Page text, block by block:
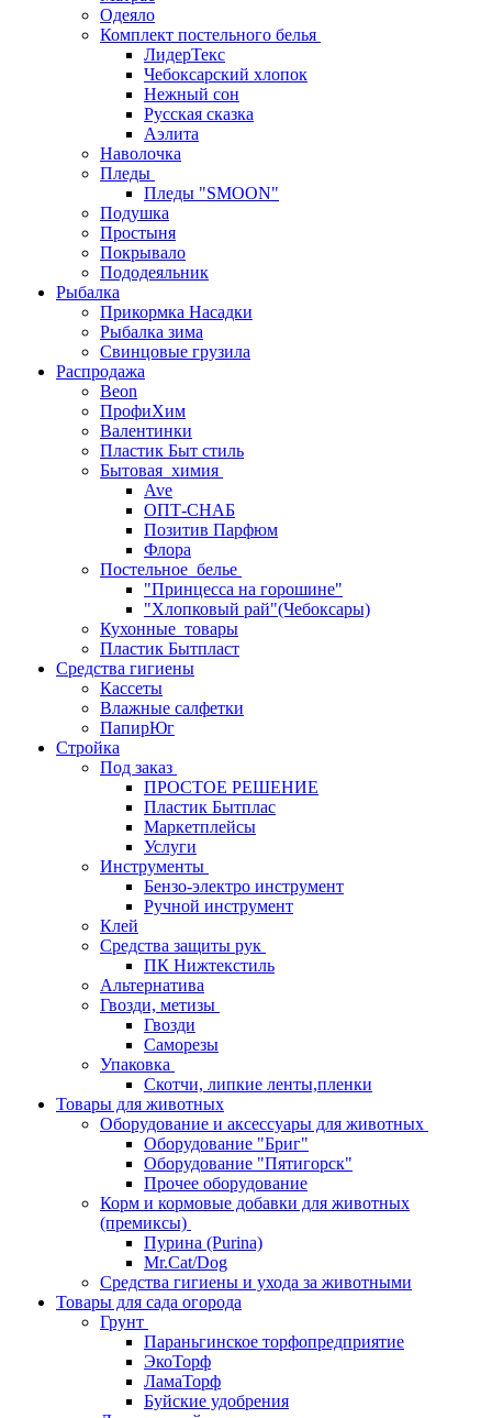
Одеяло
Комплект постельного белья
ЛидерТекс
Чебоксарский хлопок
Нежный сон
Русская сказка
Аэлита
Наволочка
Пледы
Пледы "SMOON"
Подушка
Простыня
Покрывало
Пододеяльник
Рыбалка
Прикормка Насадки
Рыбалка зима
Свинцовые грузила
Распродажа
Beon
ПрофиХим
Валентинки
Пластик Быт стиль
Бытовая_химия
Ave
ОПТ-СНАБ
Позитив Парфюм
Флора
Постельное_белье
"Принцесса на горошине"
"Хлопковый рай"(Чебоксары)
Кухонные_товары
Пластик Бытпласт
Средства гигиены
Кассеты
Влажные салфетки
ПапирЮг
Стройка
Под заказ
ПРОСТОЕ РЕШЕНИЕ
Пластик Бытплас
Маркетплейсы
Услуги
Инструменты
Бензо-электро инструмент
Ручной инструмент
Клей
Средства защиты рук
ПК Нижтекстиль
Альтернатива
Гвозди, метизы
Гвозди
Саморезы
Упаковка
Скотчи, липкие ленты,пленки
Товары для животных
Оборудование и аксессуары для животных
Оборудование "Бриг"
Оборудование "Пятигорск"
Прочее оборудование
Корм и кормовые добавки для животных
(премиксы)
Пурина (Purina)
Mr.Cat/Dog
Средства гигиены и ухода за животными
Товары для сада огорода
Грунт
Параньгинское торфопредприятие
ЭкоТорф
ЛамаТорф
Буйские удобрения